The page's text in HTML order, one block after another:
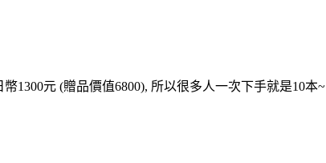
1300元 (贈品價值6800), 所以很多人一次下手就是10本~